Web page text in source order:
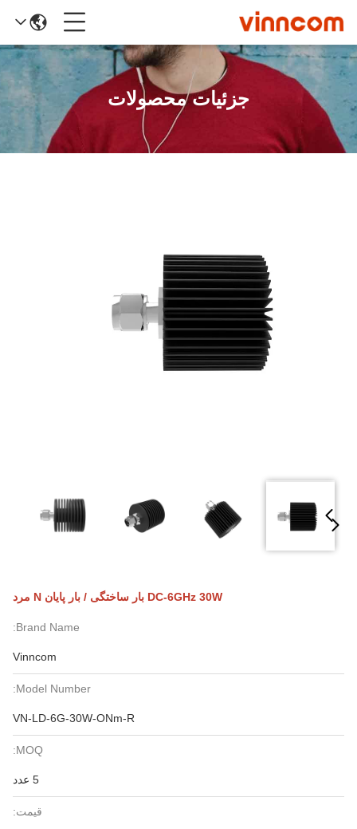
جزئیات محصولات
DC-6GHz 30W بار ساختگی / بار پایان N مرد
Brand Name:
Vinncom
Model Number:
VN-LD-6G-30W-ONm-R
MOQ:
5 عدد
قیمت: